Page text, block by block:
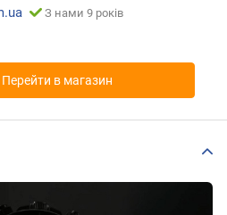
З нами 9 років
Перейти в магазин